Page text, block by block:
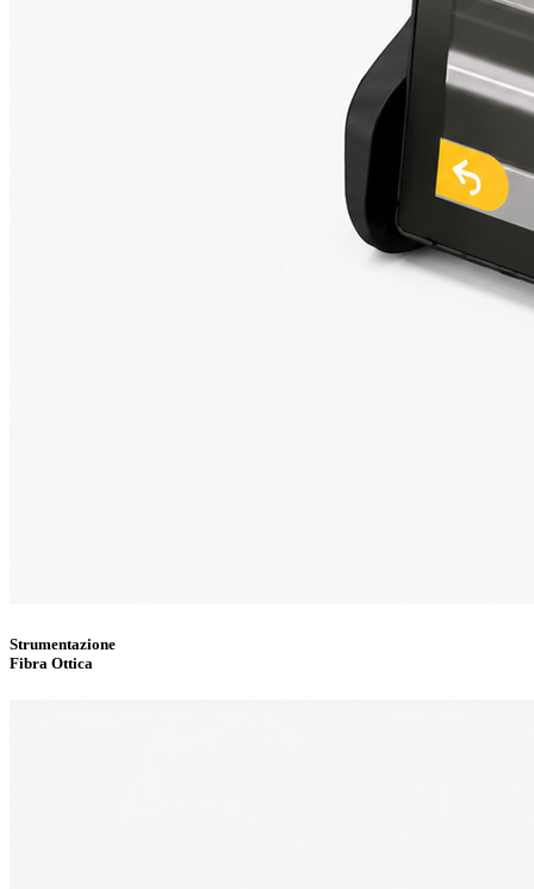
Strumentazione
Fibra Ottica